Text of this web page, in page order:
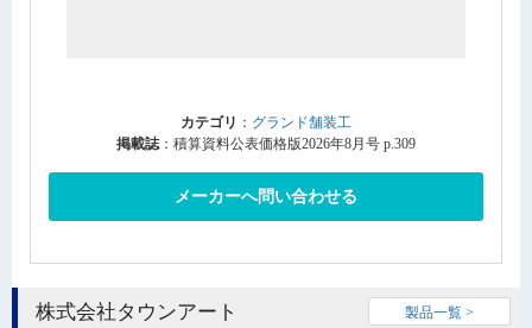
カテゴリ ： グランド舗装工
掲載誌 ：積算資料公表価格版2026年8月号 p.309
メーカーへ問い合わせる
株式会社タウンアート 製品一覧 >